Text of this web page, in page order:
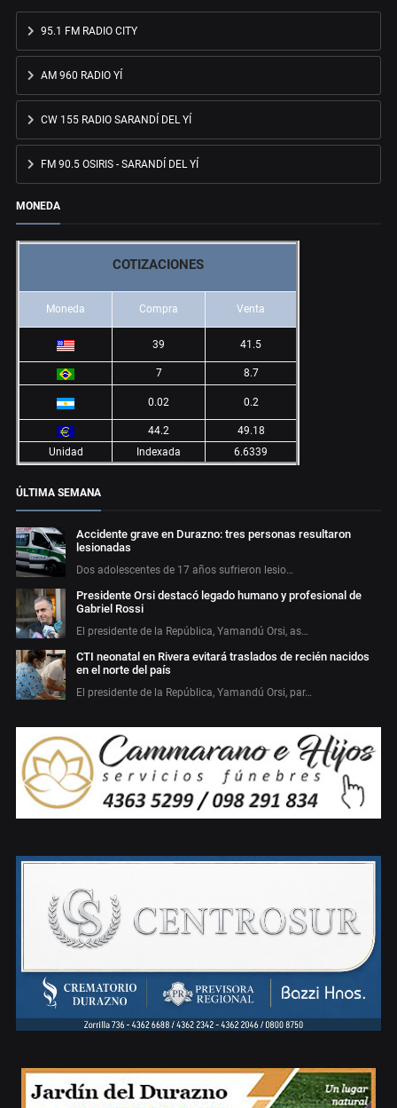
95.1 FM RADIO CITY
AM 960 RADIO YÍ
CW 155 RADIO SARANDÍ DEL YÍ
FM 90.5 OSIRIS - SARANDÍ DEL YÍ
MONEDA
COTIZACIONES
Moneda Compra Venta
39 41.5
7 8.7
0.02 0.2
44.2
49.18
Unidad
Indexada 6.6339
ÚLTIMA SEMANA
Accidente grave en Durazno: tres personas resultaron
lesionadas
Dos adolescentes de 17 años sufrieron lesio…
Presidente Orsi destacó legado humano y profesional de
Gabriel Rossi
El presidente de la República, Yamandú Orsi, as…
CTI neonatal en Rivera evitará traslados de recién nacidos
en el norte del país
El presidente de la República, Yamandú Orsi, par…